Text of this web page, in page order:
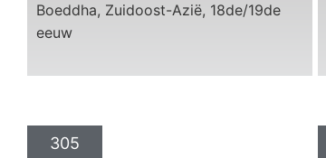
Boeddha, Zuidoost-Azië, 18de/19de
eeuw
305